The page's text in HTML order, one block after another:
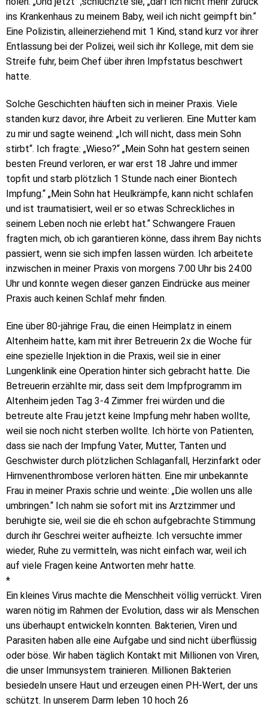
ins Krankenhaus zu meinem Baby, weil ich nicht geimpft bin.“
Eine Polizistin, alleinerziehend mit 1 Kind, stand kurz vor ihrer
Entlassung bei der Polizei, weil sich ihr Kollege, mit dem sie
Streife fuhr, beim Chef über ihren Impfstatus beschwert
hatte.
Solche Geschichten häuften sich in meiner Praxis. Viele
standen kurz davor, ihre Arbeit zu verlieren. Eine Mutter kam
zu mir und sagte weinend: „Ich will nicht, dass mein Sohn
stirbt“. Ich fragte: „Wieso?“ „Mein Sohn hat gestern seinen
besten Freund verloren, er war erst 18 Jahre und immer
topfit und starb plötzlich 1 Stunde nach einer Biontech
Impfung.“ „Mein Sohn hat Heulkrämpfe, kann nicht schlafen
und ist traumatisiert, weil er so etwas Schreckliches in
seinem Leben noch nie erlebt hat.“ Schwangere Frauen
fragten mich, ob ich garantieren könne, dass ihrem Bay nichts
passiert, wenn sie sich impfen lassen würden. Ich arbeitete
inzwischen in meiner Praxis von morgens 7:00 Uhr bis 24:00
Uhr und konnte wegen dieser ganzen Eindrücke aus meiner
Praxis auch keinen Schlaf mehr finden.
Eine über 80-jährige Frau, die einen Heimplatz in einem
Altenheim hatte, kam mit ihrer Betreuerin 2x die Woche für
eine spezielle Injektion in die Praxis, weil sie in einer
Lungenklinik eine Operation hinter sich gebracht hatte. Die
Betreuerin erzählte mir, dass seit dem Impfprogramm im
Altenheim jeden Tag 3-4 Zimmer frei würden und die
betreute alte Frau jetzt keine Impfung mehr haben wollte,
weil sie noch nicht sterben wollte. Ich hörte von Patienten,
dass sie nach der Impfung Vater, Mutter, Tanten und
Geschwister durch plötzlichen Schlaganfall, Herzinfarkt oder
Hirnvenenthrombose verloren hätten. Eine mir unbekannte
Frau in meiner Praxis schrie und weinte: „Die wollen uns alle
umbringen.“ Ich nahm sie sofort mit ins Arztzimmer und
beruhigte sie, weil sie die eh schon aufgebrachte Stimmung
durch ihr Geschrei weiter aufheizte. Ich versuchte immer
wieder, Ruhe zu vermitteln, was nicht einfach war, weil ich
auf viele Fragen keine Antworten mehr hatte.
*
Ein kleines Virus machte die Menschheit völlig verrückt. Viren
waren nötig im Rahmen der Evolution, dass wir als Menschen
uns überhaupt entwickeln konnten. Bakterien, Viren und
Parasiten haben alle eine Aufgabe und sind nicht überflüssig
oder böse. Wir haben täglich Kontakt mit Millionen von Viren,
die unser Immunsystem trainieren. Millionen Bakterien
besiedeln unsere Haut und erzeugen einen PH-Wert, der uns
schützt. In unserem Darm leben 10 hoch 26